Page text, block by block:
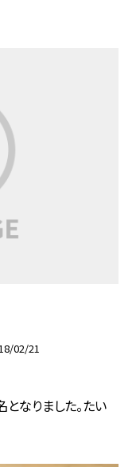
02/21
なりました。たい